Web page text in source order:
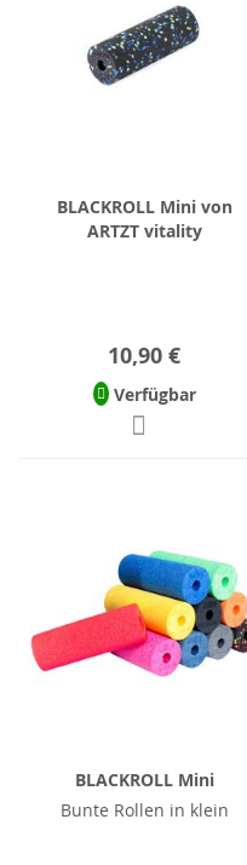
BLACKROLL Mini von
ARTZT vitality
10,90 €
Verfügbar
BLACKROLL Mini
Bunte Rollen in klein